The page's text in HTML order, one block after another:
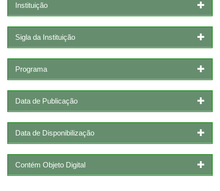
Instituição
Sigla da Instituição
Programa
Data de Publicação
Data de Disponibilização
Contém Objeto Digital